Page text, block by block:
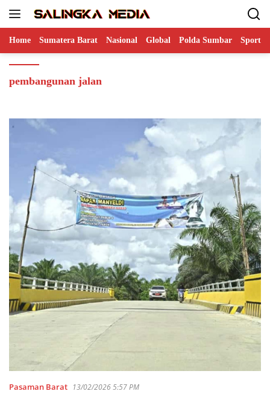
Home Sumatera Barat Nasional Global Polda Sumbar Sports
pembangunan jalan
Pasaman Barat 13/02/2026 5:57 PM